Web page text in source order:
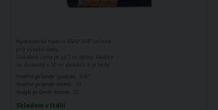
Skladem v Itálii
Hydraulická hadice 4SHP 3/4" určená
pro vysoké tlaky.
Uváděná cena je za 1 m délky. Hadice
se dodávají v 50 m délkách a je tedy
50 m (100, 200, 300) V případě
objednávky menší než 50 m, nebo
necelého násobku bude množství
automaticky navýšeno na rovný
Vnitřní průměr (palce):
3/4"
Vnitřní průměr (mm):
19
Vnější průměr (mm):